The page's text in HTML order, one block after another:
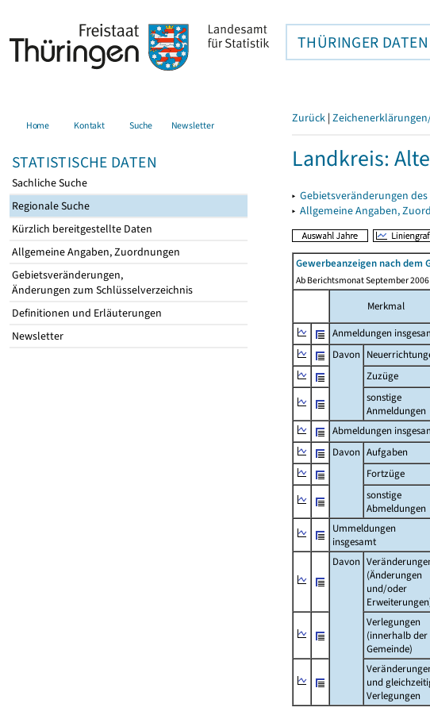
THÜRINGER DATEN
Home Kontakt Suche Newsletter
STATISTISCHE DATEN
Sachliche Suche
Regionale Suche
Kürzlich bereitgestellte Daten
Allgemeine Angaben, Zuordnungen
Gebietsveränderungen,
Änderungen zum Schlüsselverzeichnis
Definitionen und Erläuterungen
Newsletter
Zurück |
Landkreis:
▸ Gebietsveränderungen
▸ Allgemeine Angaben,
Gewerbeanzeigen nach dem
Ab Berichtsmonat September
Merkmal
Anmeldungen
Davon
Zuzüge
sonstige
Anmeldungen
Abmeldungen
Davon Aufgaben
Fortzüge
sonstige
Abmeldungen
Ummeldungen
insgesamt
Davon
(Änderungen
und/oder
Verlegungen
(innerhalb der
Gemeinde)
und
Verlegungen